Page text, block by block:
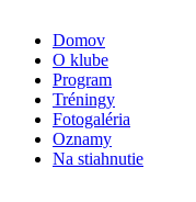
Domov
O klube
Program
Tréningy
Fotogaléria
Oznamy
Na stiahnutie